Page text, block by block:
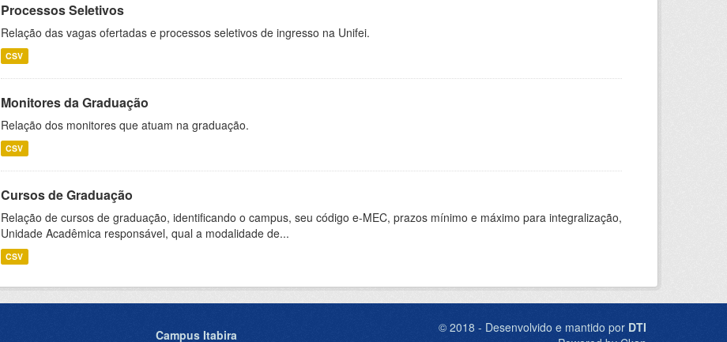
Processos Seletivos
Relação das vagas ofertadas e processos seletivos de ingresso na Unifei.
CSV
Monitores da Graduação
Relação dos monitores que atuam na graduação.
CSV
Cursos de Graduação
Relação de cursos de graduação, identificando o campus, seu código e-MEC, prazos mínimo e máximo para integralização,
Unidade Acadêmica responsável, qual a modalidade de...
CSV
Campus Itabira © 2018 - Desenvolvido e mantido por DTI